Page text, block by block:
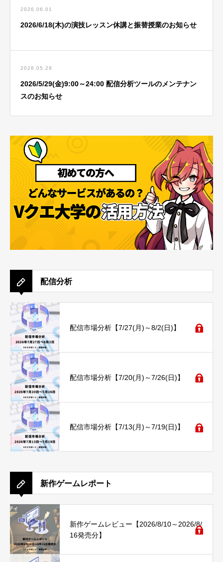
2026.06.01
2026/6/18(木)の演技レッスン休講と振替授業のお知らせ
2026.05.29
2026/5/29(金)9:00～24:00 配信分析ツールのメンテナン
スのお知らせ
配信分析
配信市場分析【7/27(月)～8/2(日)】
配信市場分析【7/20(月)～7/26(日)】
配信市場分析【7/13(月)～7/19(日)】
新作ゲームレポート
新作ゲームレビュー【2026/8/10～2026/8/
16発売分】